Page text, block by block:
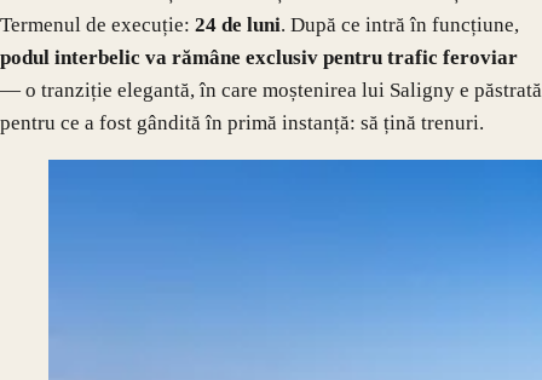
Termenul de execuție: 24 de luni. După ce intră în funcțiune,
podul interbelic va rămâne exclusiv pentru trafic feroviar
— o tranziție elegantă, în care moștenirea lui Saligny e păstrată
pentru ce a fost gândită în primă instanță: să țină trenuri.